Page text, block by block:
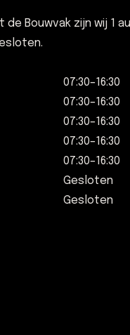
de Bouwvak zijn wij 1
07:30–16:30
07:30–16:30
07:30–16:30
07:30–16:30
07:30–16:30
Gesloten
Gesloten